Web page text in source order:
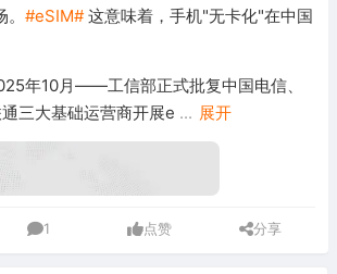
#eSIM#这意味着，手机"无卡化"在中国
年10月——工信部正式批复中国电信、
三大基础运营商开展e ... 展开
1 点赞 分享